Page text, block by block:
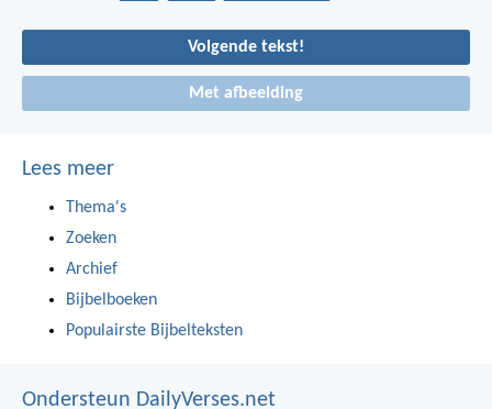
Volgende tekst!
Met afbeelding
Lees meer
Thema's
Zoeken
Archief
Bijbelboeken
Populairste Bijbelteksten
Ondersteun DailyVerses.net